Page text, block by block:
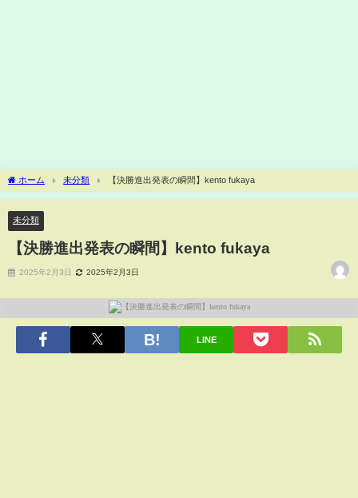
ホーム 未分類 【決勝進出発表の瞬間】kento fukaya
未分類
【決勝進出発表の瞬間】kento fukaya
2025年2月3日 2025年2月3日
LINE